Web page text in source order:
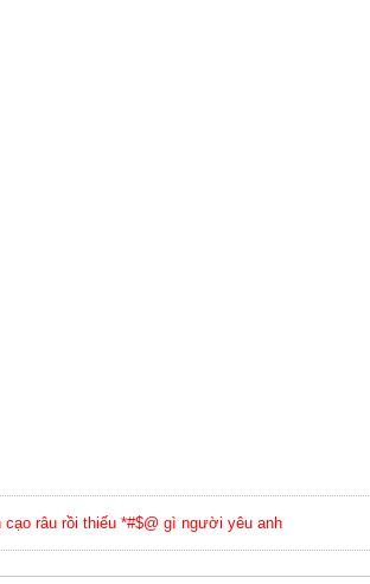
râu rồi thiếu *#$@ gì người yêu anh